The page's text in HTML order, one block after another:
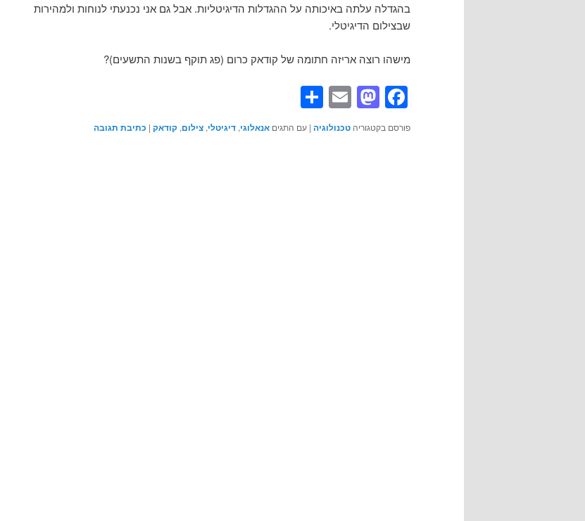
בהגדלה עלתה באיכותה על ההגדלות הדיגיטליות. אבל גם אני נכנעתי לנוחות ולמהירות
שבצילום הדיגיטלי.
מישהו רוצה אריזה חתומה של קודאק כרום (פג תוקף בשנות התשעים)?
Facebook
Mastodon
Email
פורסם בקטגוריה טכנולוגיה | עם התגים אנאלוגי, דיגיטלי, צילום, קודאק | כתיבת תגובה